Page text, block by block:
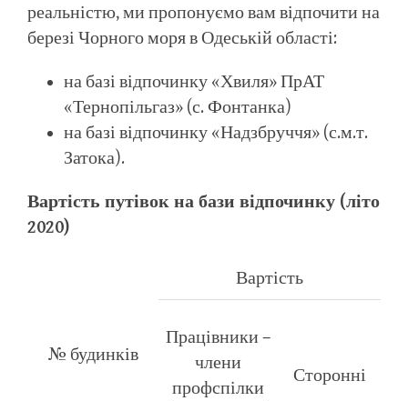
реальністю, ми пропонуємо вам відпочити на
березі Чорного моря в Одеській області:
на базі відпочинку «Хвиля» ПрАТ
«Тернопільгаз» (с. Фонтанка)
на базі відпочинку «Надзбруччя» (с.м.т.
Затока).
Вартість путівок на бази відпочинку (літо
2020)
№ будинків
Вартість
Працівники –
члени
профспілки
Сторонні